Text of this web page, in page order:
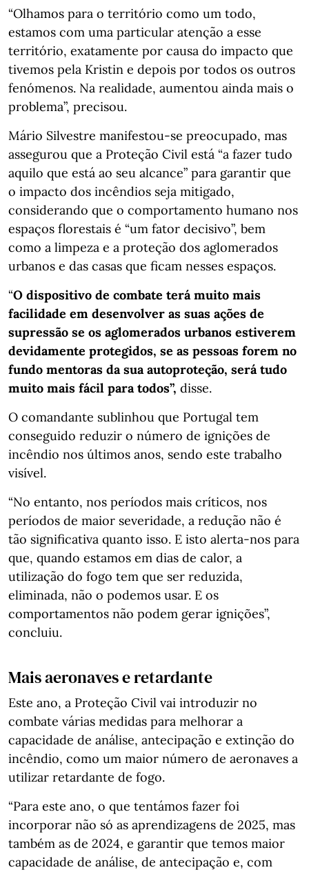
“Olhamos para o território como um todo,
estamos com uma particular atenção a esse
território, exatamente por causa do impacto que
tivemos pela Kristin e depois por todos os outros
fenómenos. Na realidade, aumentou ainda mais o
problema”, precisou.
Mário Silvestre manifestou-se preocupado, mas
assegurou que a Proteção Civil está “a fazer tudo
aquilo que está ao seu alcance” para garantir que
o impacto dos incêndios seja mitigado,
considerando que o comportamento humano nos
espaços florestais é “um fator decisivo”, bem
como a limpeza e a proteção dos aglomerados
urbanos e das casas que ficam nesses espaços.
“O dispositivo de combate terá muito mais
facilidade em desenvolver as suas ações de
supressão se os aglomerados urbanos estiverem
devidamente protegidos, se as pessoas forem no
fundo mentoras da sua autoproteção, será tudo
muito mais fácil para todos”, disse.
O comandante sublinhou que Portugal tem
conseguido reduzir o número de ignições de
incêndio nos últimos anos, sendo este trabalho
visível.
“No entanto, nos períodos mais críticos, nos
períodos de maior severidade, a redução não é
tão significativa quanto isso. E isto alerta-nos para
que, quando estamos em dias de calor, a
utilização do fogo tem que ser reduzida,
eliminada, não o podemos usar. E os
comportamentos não podem gerar ignições”,
concluiu.
Mais aeronaves e retardante
Este ano, a Proteção Civil vai introduzir no
combate várias medidas para melhorar a
capacidade de análise, antecipação e extinção do
incêndio, como um maior número de aeronaves a
utilizar retardante de fogo.
“Para este ano, o que tentámos fazer foi
incorporar não só as aprendizagens de 2025, mas
também as de 2024, e garantir que temos maior
capacidade de análise, de antecipação e, com